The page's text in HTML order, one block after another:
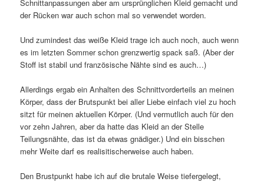
Schnittanpassungen aber am ursprünglichen Kleid gemacht und
der Rücken war auch schon mal so verwendet worden.
Und zumindest das weiße Kleid trage ich auch noch, auch wenn
es im letzten Sommer schon grenzwertig spack saß. (Aber der
Stoff ist stabil und französische Nähte sind es auch…)
Allerdings ergab ein Anhalten des Schnittvorderteils an meinen
Körper, dass der Brutspunkt bei aller Liebe einfach viel zu hoch
sitzt für meinen aktuellen Körper. (Und vermutlich auch für den
vor zehn Jahren, aber da hatte das Kleid an der Stelle
Teilungsnähte, das ist da etwas gnädiger.) Und ein bisschen
mehr Weite darf es realisitischerweise auch haben.
Den Brustpunkt habe ich auf die brutale Weise tiefergelegt,